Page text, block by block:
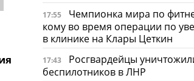
17:55
Чемпионка мира по
кому во время операции по
в клинике на Клары Цеткин
17:43
Росгвардейцы
беспилотников в ЛНР